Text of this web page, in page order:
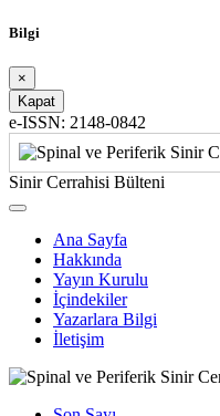
Bilgi
×
Kapat
e-ISSN: 2148-0842
Sinir Cerrahisi Bülteni
Ana Sayfa
Hakkında
Yayın Kurulu
İçindekiler
Yazarlara Bilgi
İletişim